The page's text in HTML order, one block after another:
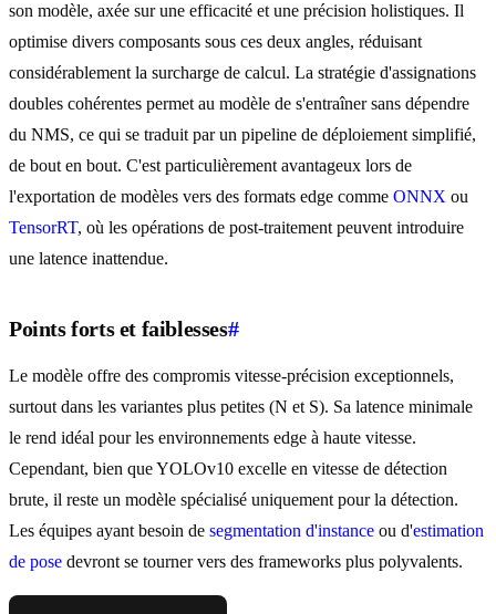
son modèle, axée sur une efficacité et une précision holistiques. Il
optimise divers composants sous ces deux angles, réduisant
considérablement la surcharge de calcul. La stratégie d'assignations
doubles cohérentes permet au modèle de s'entraîner sans dépendre
du NMS, ce qui se traduit par un pipeline de déploiement simplifié,
de bout en bout. C'est particulièrement avantageux lors de
l'exportation de modèles vers des formats edge comme ONNX ou
TensorRT, où les opérations de post-traitement peuvent introduire
une latence inattendue.
Points forts et faiblesses#
Le modèle offre des compromis vitesse-précision exceptionnels,
surtout dans les variantes plus petites (N et S). Sa latence minimale
le rend idéal pour les environnements edge à haute vitesse.
Cependant, bien que YOLOv10 excelle en vitesse de détection
brute, il reste un modèle spécialisé uniquement pour la détection.
Les équipes ayant besoin de segmentation d'instance ou d'estimation
de pose devront se tourner vers des frameworks plus polyvalents.